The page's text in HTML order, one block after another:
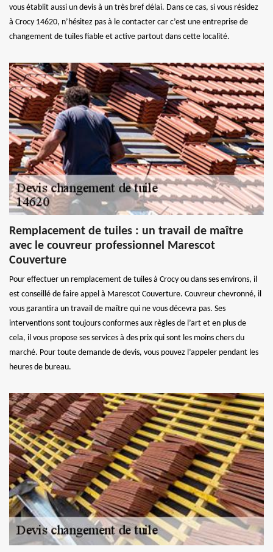
vous établit aussi un devis à un très bref délai. Dans ce cas, si vous résidez
à Crocy 14620, n’hésitez pas à le contacter car c’est une entreprise de
changement de tuiles fiable et active partout dans cette localité.
Remplacement de tuiles : un travail de maître
avec le couvreur professionnel Marescot
Couverture
Pour effectuer un remplacement de tuiles à Crocy ou dans ses environs, il
est conseillé de faire appel à Marescot Couverture. Couvreur chevronné, il
vous garantira un travail de maître qui ne vous décevra pas. Ses
interventions sont toujours conformes aux règles de l’art et en plus de
cela, il vous propose ses services à des prix qui sont les moins chers du
marché. Pour toute demande de devis, vous pouvez l’appeler pendant les
heures de bureau.